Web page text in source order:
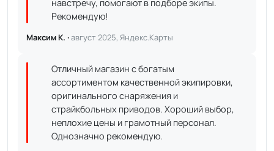
навстречу, помогают в подборе экипы.
Рекомендую!
Максим К. ·август 2025, Яндекс.Карты
Отличный магазин с богатым
ассортиментом качественной экипировки,
оригинального снаряжения и
страйкбольных приводов. Хороший выбор,
неплохие цены и грамотный персонал.
Однозначно рекомендую.